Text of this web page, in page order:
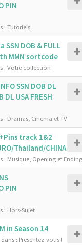
PIN
: Tutoriels
SSN DOB & FULL
MMN sortcode
: Votre collection
SSN DOB DL
DL USA FRESH
: Dramas, Cinema et TV
track 1&2
Thailand/CHINA
: Musique, Opening et Ending
PIN
: Hors-Sujet
in Season 14
: Presentez-vous !